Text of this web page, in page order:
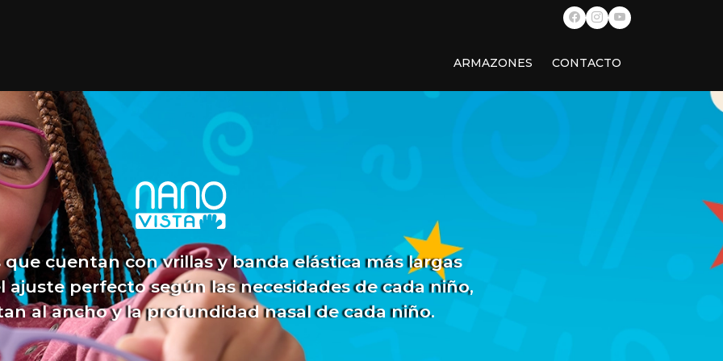
ARMAZONES CONTACTO
cuentan con vrillas y banda elástica más largas
ajuste perfecto según las necesidades de cada niño,
al ancho y la profundidad nasal de cada niño.